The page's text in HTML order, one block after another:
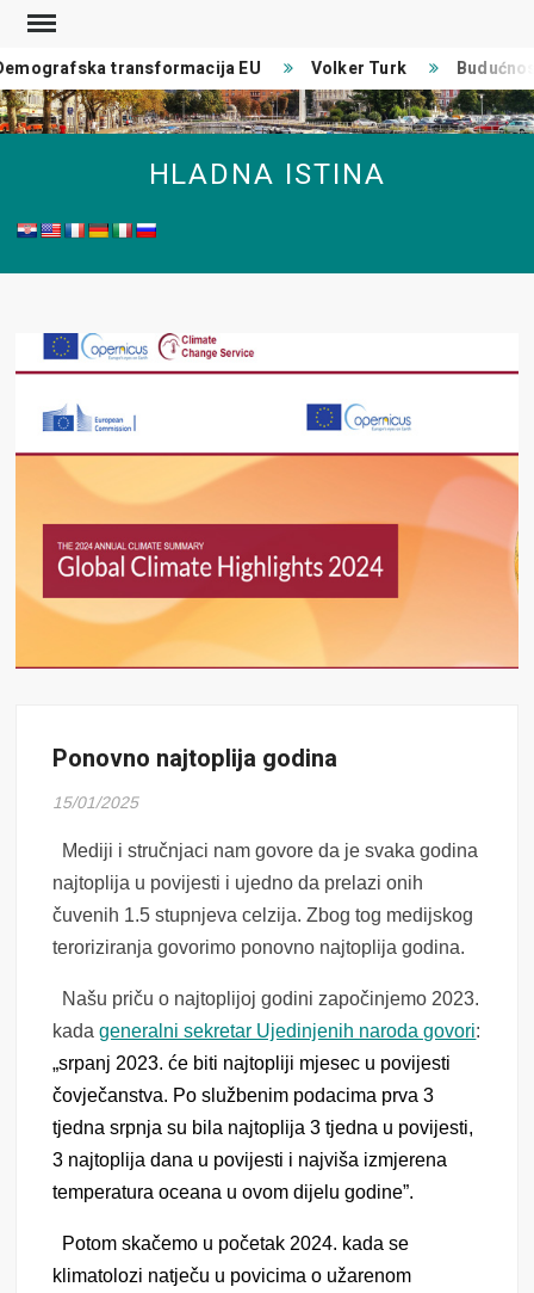
Skip
content
transformacija EU Volker Turk
HLADNA ISTINA
Ponovno najtoplija godina
15/01/2025
Mediji i stručnjaci nam govore da je svaka godina
najtoplija u povijesti i ujedno da prelazi onih
čuvenih 1.5 stupnjeva celzija. Zbog tog medijskog
teroriziranja govorimo ponovno najtoplija godina.
Našu priču o najtoplijoj godini započinjemo 2023.
kadageneralni sekretar Ujedinjenih naroda govori:
„srpanj 2023. će biti najtopliji mjesec u povijesti
čovječanstva. Po službenim podacima prva 3
tjedna srpnja su bila najtoplija 3 tjedna u povijesti,
3 najtoplija dana u povijesti i najviša izmjerena
temperatura oceana u ovom dijelu godine”.
Potom skačemo u početak 2024. kada se
klimatolozi natječu u povicima o užarenom